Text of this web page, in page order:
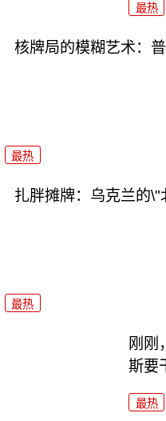
最热
核牌局的模糊艺术：
最热
扎胖摊牌：乌克兰的\"
最热
刚刚
斯要
最热